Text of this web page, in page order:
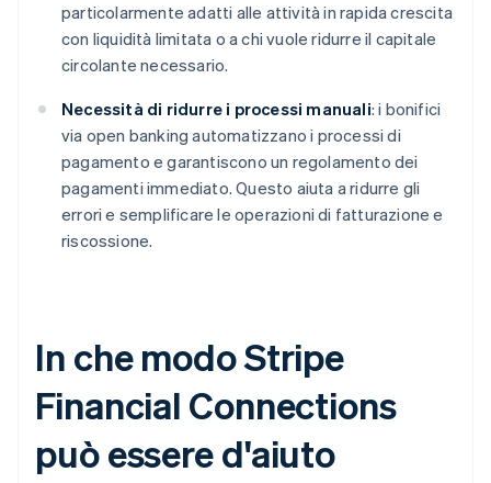
particolarmente adatti alle attività in rapida crescita
con liquidità limitata o a chi vuole ridurre il capitale
circolante necessario.
Necessità di ridurre i processi manuali: i bonifici
via open banking automatizzano i processi di
pagamento e garantiscono un regolamento dei
pagamenti immediato. Questo aiuta a ridurre gli
errori e semplificare le operazioni di fatturazione e
riscossione.
In che modo Stripe
Financial Connections
può essere d'aiuto